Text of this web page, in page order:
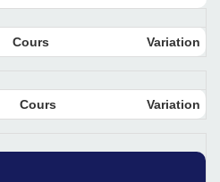
Cours Variation
Cours Variation